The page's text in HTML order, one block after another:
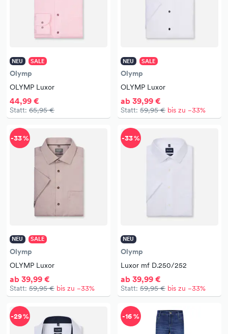
NEU SALE
Olymp
OLYMP Luxor
44,99 €
Statt: 65,95 €
NEU SALE
Olymp
OLYMP Luxor
ab 39,99 €
Statt: 59,95 € bis zu −33%
NEU SALE
Olymp
OLYMP Luxor
ab 39,99 €
Statt: 59,95 € bis zu −33%
-33 %
NEU
Olymp
Luxor mf D.250/252
ab 39,99 €
Statt: 59,95 € bis zu −33%
-33 %
-29 % -16 %